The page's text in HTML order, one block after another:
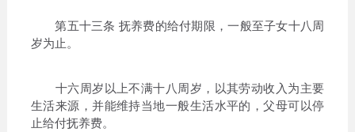
第五十三条 抚养费的给付期限，一般至子女十八周
岁为止。
十六周岁以上不满十八周岁，以其劳动收入为主要
生活来源，并能维持当地一般生活水平的，父母可以停
止给付抚养费。